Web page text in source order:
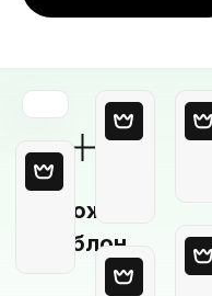
Порожній
шаблон